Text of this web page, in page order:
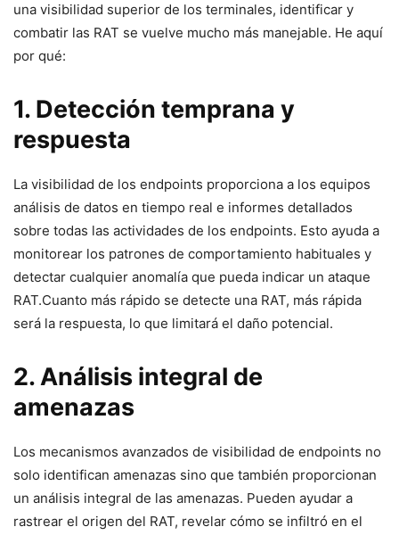
una visibilidad superior de los terminales, identificar⁣ y
combatir⁢ las RAT se ⁤vuelve mucho más manejable. He aquí
por qué:
1. Detección temprana ‍y
respuesta
La visibilidad de los endpoints proporciona a‍ los ⁤equipos
análisis de datos en tiempo real e informes detallados
sobre todas las actividades de los endpoints.​ Esto ayuda a
monitorear ⁢los patrones de comportamiento habituales y
‍detectar cualquier anomalía​ que ⁣pueda indicar un ataque
RAT.Cuanto más rápido se detecte una RAT, más rápida
será la ⁣respuesta, lo‍ que ​limitará el‍ daño potencial.
2. Análisis integral de
amenazas
Los mecanismos avanzados de visibilidad de ⁣endpoints no
solo identifican amenazas sino que también proporcionan‍
un análisis integral⁤ de ⁤las ‌amenazas.​ Pueden ayudar a
rastrear el origen del RAT, revelar cómo se infiltró en el